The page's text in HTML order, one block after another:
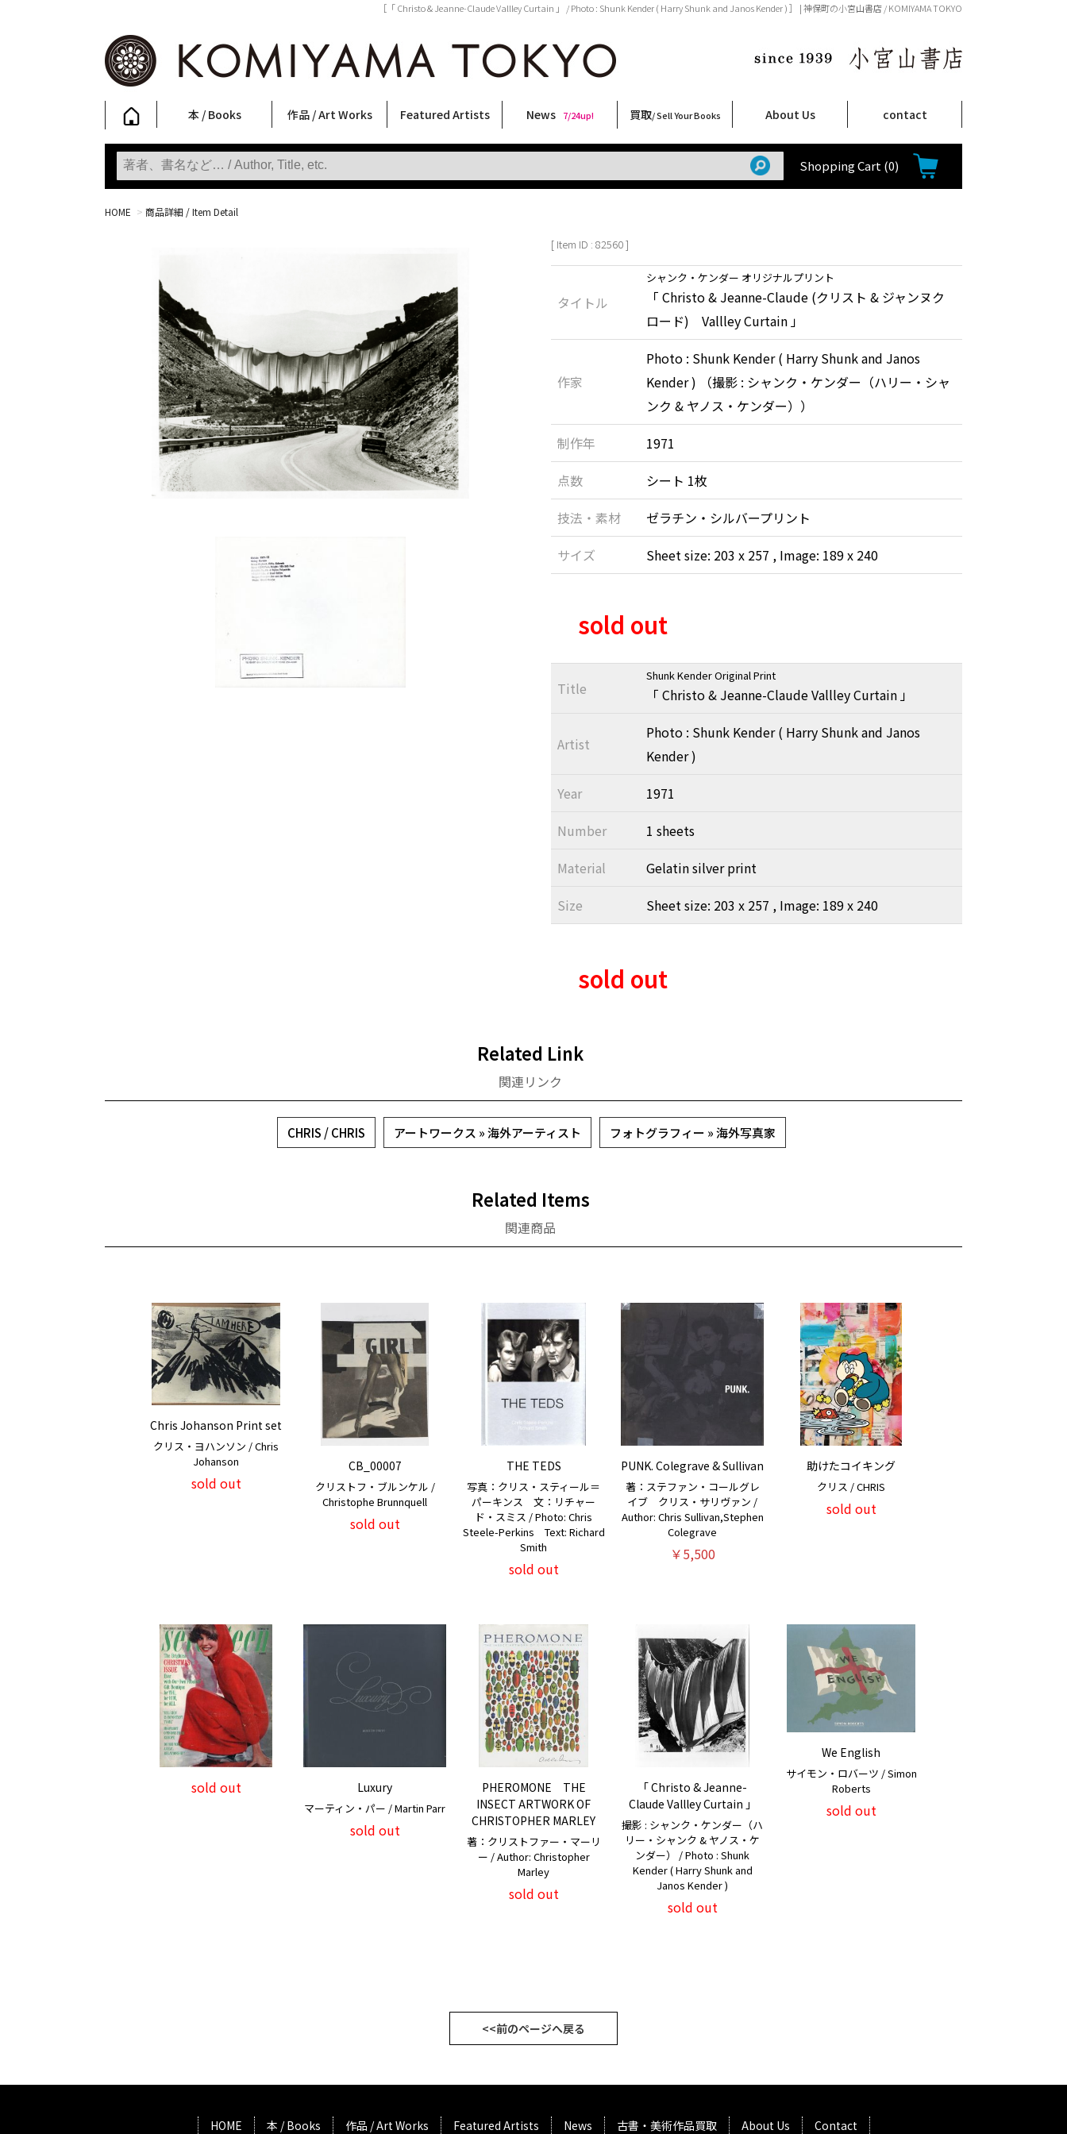
［「 Christo & Jeanne-Claude Vallley Curtain 」 / Photo : Shunk Kender ( Harry Shunk and Janos Kender ) ］ | 神保町の小宮山書店 / KOMIYAMA TOKYO
本 / Books
写真集
Photobooks
ファッション
Fashion
アート / 美術
Art
文学・人文
Literature & Humanities
日本文化
Japanese Culture
新刊
New Books
SALE
SALE
作品 / Art Works
フォトグラフィー
Photography
ポスター
Posters
ストリートアート
Street Art
立体・その他
Sculptures / etc
アートワークス
Art Works
Primary Artworks
KOMIYAMA TOKYO ART LABEL
版画
Prints
Featured Artists
稲嶺啓一(東風終)
村田言恵
丸岡和吾
Rico Casella
キム・ロートン
菅谷晋一
柴田亜美
内藤啓介
CHRIS
横尾忠則
天野タケル
大類信
大西洋介
春川ナミオ
三島由紀夫
二本木里美
森山大道
三島剛
佐伯俊男
COOKIE
林月光
内藤ルネ
須藤昌人
秋赤音
北島敬三
News 7/24up!
新着・おすすめ商品 9/7up!
フェア・イベント情報 7/24up!
お店からのお知らせ 6/1up!
買取/ Sell Your Books
買取ブログ
買取専用フォーム
古書 / 古本の買取
美術品の買取
出張買取について
宅配買取について
店頭買取について
よくある質問
About Us
店舗案内
Shop Infomation
ご注文について
How to Order
特定商取引法に関する表示
プライバシーポリシー
contact
Shopping Cart (0)
HOME > 商品詳細 / Item Detail
[ Item ID : 82560 ]
タイトル
シャンク・ケンダー オリジナルプリント
「 Christo & Jeanne-Claude (クリスト & ジャンヌク
ロード) Vallley Curtain 」
作家
Photo : Shunk Kender ( Harry Shunk and Janos
Kender ) （撮影 : シャンク・ケンダー（ハリー・シャ
ンク & ヤノス・ケンダー））
制作年
1971
点数
シート 1枚
技法・素材
ゼラチン・シルバープリント
サイズ
Sheet size: 203 x 257 , Image: 189 x 240
sold out
Title
Shunk Kender Original Print
「 Christo & Jeanne-Claude Vallley Curtain 」
Artist
Photo : Shunk Kender ( Harry Shunk and Janos
Kender )
Year
1971
Number
1 sheets
Material
Gelatin silver print
Size
Sheet size: 203 x 257 , Image: 189 x 240
sold out
Related Link
関連リンク
CHRIS / CHRIS アートワークス » 海外アーティスト フォトグラフィー » 海外写真家
Related Items
関連商品
Chris Johanson Print set
クリス・ヨハンソン / Chris
Johanson
sold out
CB_00007
クリストフ・ブルンケル /
Christophe Brunnquell
sold out
THE TEDS
写真：クリス・スティール＝
パーキンス 文：リチャー
ド・スミス / Photo: Chris
Steele-Perkins Text: Richard
Smith
sold out
PUNK. Colegrave & Sullivan
著：ステファン・コールグレ
イブ クリス・サリヴァン /
Author: Chris Sullivan,Stephen
Colegrave
￥5,500
助けたコイキング
クリス / CHRIS
sold out
sold out Luxury
マーティン・パー / Martin Parr
sold out
PHEROMONE THE
INSECT ARTWORK OF
CHRISTOPHER MARLEY
著：クリストファー・マーリ
ー / Author: Christopher
Marley
sold out
「 Christo & Jeanne-
Claude Vallley Curtain 」
撮影 : シャンク・ケンダー（ハ
リー・シャンク & ヤノス・ケ
ンダー） / Photo : Shunk
Kender ( Harry Shunk and
Janos Kender )
sold out
We English
サイモン・ロバーツ / Simon
Roberts
sold out
<<前のページへ戻る
HOME 本 / Books 作品 / Art Works Featured Artists News 古書・美術作品買取 About Us Contact